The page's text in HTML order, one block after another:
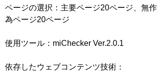
ページの選択：主要ページ20ページ、無作
為ページ20ページ
使用ツール：miChecker Ver.2.0.1
依存したウェブコンテンツ技術：